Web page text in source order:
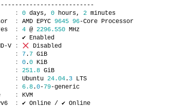
: 0 days, 0 hours, 2 minutes
: AMD EPYC 9645 96-Core Processor
: 4 @ 2296.550 MHz
:
✔ Enabled
V
:
Disabled
: 7. 7 GiB
: 0.0 KiB
: 251.8 GiB
: Ubuntu 24.04. 3 LTS
: 6.8.0-79-generic
:
KVM
: ✔ Online / ✔ Online